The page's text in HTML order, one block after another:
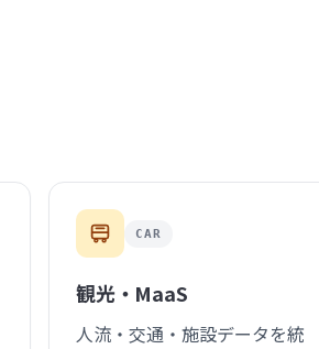
CAR
観光・MaaS
人流・交通・施設データを統